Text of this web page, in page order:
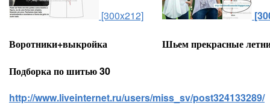
[300x212]
Воротники+выкройка
Шьем прекрасные
Подборка по шитью 30
http://www.liveinternet.ru/users/miss_sv/post324133289/